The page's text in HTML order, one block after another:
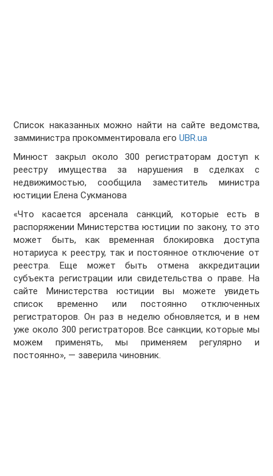
Список наказанных можно найти на сайте ведомства,
замминистра прокомментировала егоUBR.ua
Минюст закрыл около 300 регистраторам доступ к
реестру имущества за нарушения в сделках с
недвижимостью, сообщила заместитель министра
юстиции Елена Сукманова
«Что касается арсенала санкций, которые есть в
распоряжении Министерства юстиции по закону, то это
может быть, как временная блокировка доступа
нотариуса к реестру, так и постоянное отключение от
реестра. Еще может быть отмена аккредитации
субъекта регистрации или свидетельства о праве. На
сайте Министерства юстиции вы можете увидеть
список временно или постоянно отключенных
регистраторов. Он раз в неделю обновляется, и в нем
уже около 300 регистраторов. Все санкции, которые мы
можем применять, мы применяем регулярно и
постоянно», — заверила чиновник.